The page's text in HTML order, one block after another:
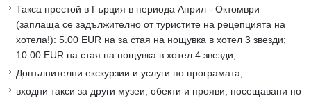
Такса престой в Гърция в периода Април - Октомври
(заплаща се задължително от туристите на рецепцията на
хотела!): 5.00 EUR на за стая на нощувка в хотел 3 звезди;
10.00 EUR на стая на нощувка в хотел 4 звезди;
Допълнителни екскурзии и услуги по програмата;
входни такси за други музеи, обекти и прояви, посещавани по